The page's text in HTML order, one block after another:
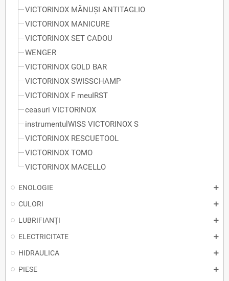
VICTORINOX MĂNUȘI ANTITAGLIO
VICTORINOX MANICURE
VICTORINOX SET CADOU
WENGER
VICTORINOX GOLD BAR
VICTORINOX SWISSCHAMP
VICTORINOX F meuIRST
ceasuri VICTORINOX
instrumentulWISS VICTORINOX S
VICTORINOX RESCUETOOL
VICTORINOX TOMO
VICTORINOX MACELLO
ENOLOGIE
CULORI
LUBRIFIANȚI
ELECTRICITATE
HIDRAULICA
PIESE